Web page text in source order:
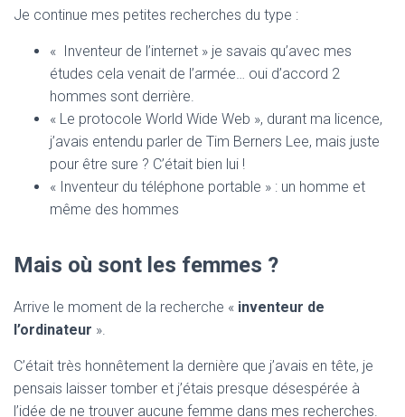
Je continue mes petites recherches du type :
« Inventeur de l’internet » je savais qu’avec mes
études cela venait de l’armée… oui d’accord 2
hommes sont derrière.
« Le protocole World Wide Web », durant ma licence,
j’avais entendu parler de Tim Berners Lee, mais juste
pour être sure ? C’était bien lui !
« Inventeur du téléphone portable » : un homme et
même des hommes
Mais où sont les femmes ?
Arrive le moment de la recherche « inventeur de
l’ordinateur ».
C’était très honnêtement la dernière que j’avais en tête, je
pensais laisser tomber et j’étais presque désespérée à
l’idée de ne trouver aucune femme dans mes recherches.